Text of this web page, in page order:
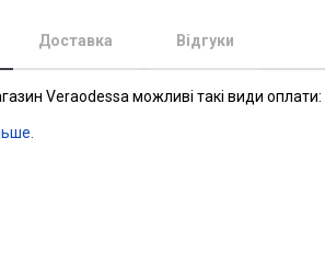
Доставка Відгуки
Veraodessa можливі такі види оплати: